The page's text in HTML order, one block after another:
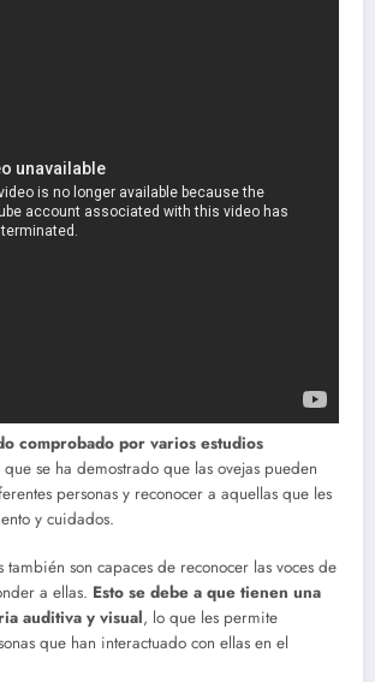
comprobado por varios estudios
que se ha demostrado que las ovejas pueden
personas y reconocer a aquellas que les
y cuidados.
también son capaces de reconocer las voces de
a ellas. Esto se debe a que tienen una
auditiva y visual, lo que les permite
que han interactuado con ellas en el